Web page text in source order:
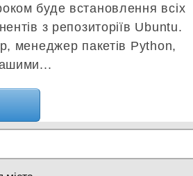
буде встановлення всіх
з репозиторіїв Ubuntu.
менеджер пакетів Python,